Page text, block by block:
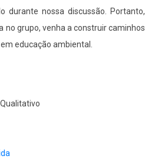
durante nossa discussão. Portanto,
no grupo, venha a construir caminhos
educação ambiental.
Qualitativo